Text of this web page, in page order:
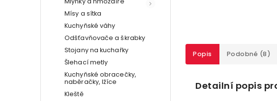
Mísy a sítka
Kuchyňské váhy
Odšťavňovače a škrabky
Stojany na kuchařky
Šlehací metly
Kuchyňské obracečky,
naběračky, lžíce
Kleště
Popis Podobné (8)
Detailní popis